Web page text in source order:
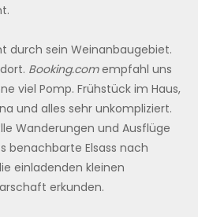
durch sein Weinanbaugebiet.
Booking.comempfahl uns
viel Pomp. Frühstück im Haus,
und alles sehr unkompliziert.
Wanderungen und Ausflüge
benachbarte Elsass nach
einladenden kleinen
erkunden.